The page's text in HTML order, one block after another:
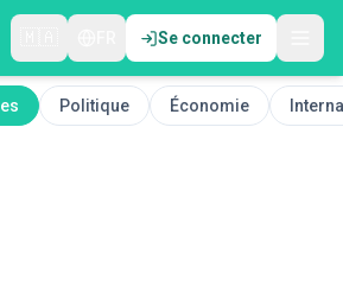
Se connecter
Politique Économie